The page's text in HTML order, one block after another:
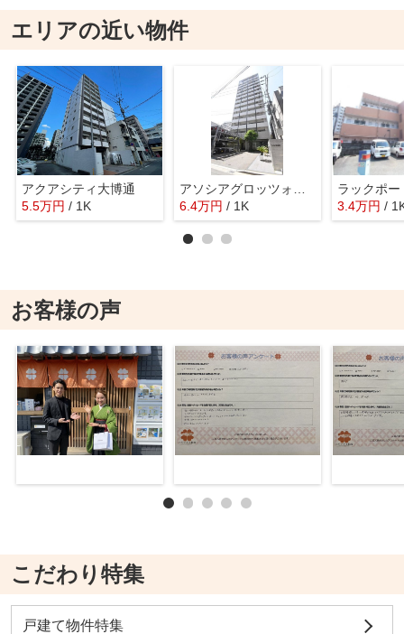
エリアの近い物件
アクアシティ大博通
5.5万円 / 1K
6.4万円 / 1K
ラックポー
3.4万円 /
お客様の声
こだわり特集
戸建て物件特集